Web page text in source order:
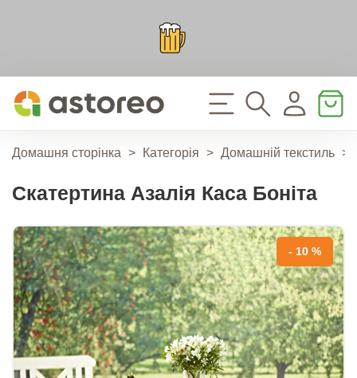
Домашня сторінка > Категорія > Домашній текстиль >
Скатертина Азалія Каса Боніта
- 10 %